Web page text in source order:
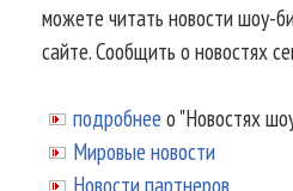
можете читать новости шоу-
сайте. Сообщить о новостях
подробнее о "Новостях
Мировые новости
Новости партнеров